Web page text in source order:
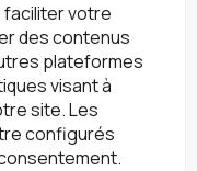
faciliter votre
des contenus
plateformes
visant à
site. Les
configurés